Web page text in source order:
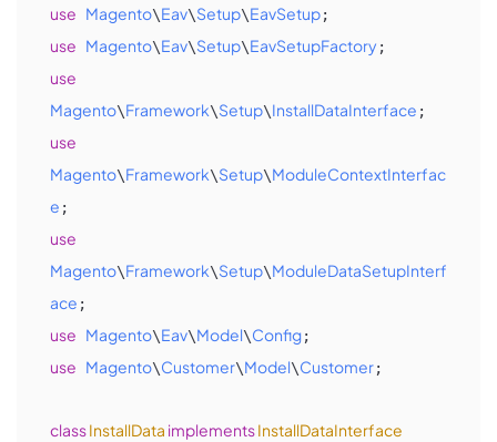
use Magento\Eav\Setup\EavSetup
use Magento\Eav\Setup\EavSetupFactory
use
Magento\Framework\Setup\InstallDataInterface
use
Magento\Framework\Setup\ModuleContextInterfac
e
use
Magento\Framework\Setup\ModuleDataSetupInterf
ace
use Magento\Eav\Model\Config
use Magento\Customer\Model\Customer;
classInstallData implementsInstallDataInterface